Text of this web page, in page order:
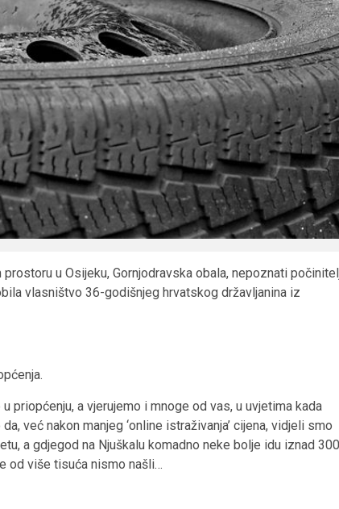
u Osijeku, Gornjodravska obala, nepoznati
vlasništvo 36-godišnjeg hrvatskog državljanina iz
priopćenju, a vjerujemo i mnoge od vas, u uvjetima kada
već nakon manjeg ‘online istraživanja’ cijena, vidjeli smo
a gdjegod na Njuškalu komadno neke bolje idu iznad 300
od više tisuća nismo našli…